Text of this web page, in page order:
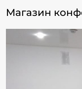
Магазин